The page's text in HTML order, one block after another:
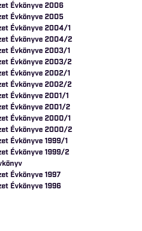
Évkönyve 2006
Évkönyve 2005
Évkönyve 2004/1
Évkönyve 2004/2
Évkönyve 2003/1
Évkönyve 2003/2
Évkönyve 2002/1
Évkönyve 2002/2
Évkönyve 2001/1
Évkönyve 2001/2
Évkönyve 2000/1
Évkönyve 2000/2
Évkönyve 1999/1
Évkönyve 1999/2
Évkönyve 1997
Évkönyve 1996